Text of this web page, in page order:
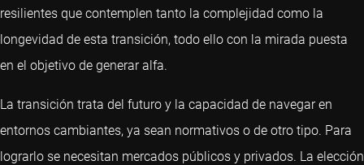
resilientes que contemplen tanto la complejidad como la
longevidad de esta transición, todo ello con la mirada puesta
en el objetivo de generar alfa.
La transición trata del futuro y la capacidad de navegar en
entornos cambiantes, ya sean normativos o de otro tipo. Para
lograrlo se necesitan mercados públicos y privados. La elección